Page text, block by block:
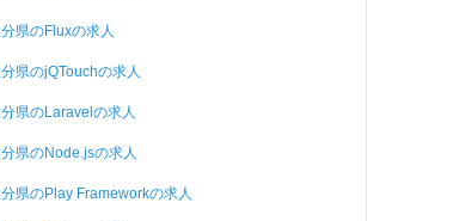
県のFluxの求人
県のjQTouchの求人
県のLaravelの求人
県のNode.jsの求人
県のPlay Frameworkの求人